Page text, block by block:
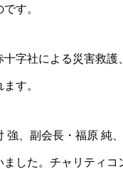
す。
十字社による災害救
す。
強、副会長・福原 純
ました。チャリティ